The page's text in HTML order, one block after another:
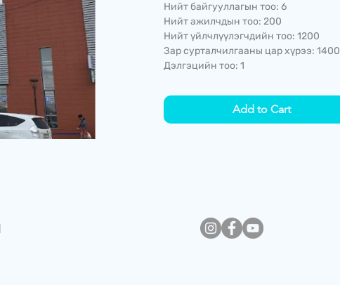
Нийт байгууллагын тоо: 6
Нийт ажилчдын тоо: 200
Нийт үйлчлүүлэгчдийн тоо: 1200
Зар сурталчилгааны цар хүрээ: 1400
Дэлгэцийн тоо: 1
Add to Cart